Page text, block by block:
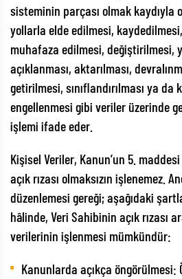
sisteminin parçası olmak kaydıyla
yollarla elde edilmesi,
muhafaza edilmesi, değiştirilmesi,
açıklanması, aktarılması,
getirilmesi, sınıflandırılması ya da
engellenmesi gibi veriler üzerinde
işlemi ifade eder.
Kişisel Veriler, Kanun’un 5.
açık rızası olmaksızın işlenemez.
düzenlemesi gereği; aşağıdaki
hâlinde, Veri Sahibinin açık rızası
verilerinin işlenmesi mümkündür:
Kanunlarda açıkça öngörülmesi: